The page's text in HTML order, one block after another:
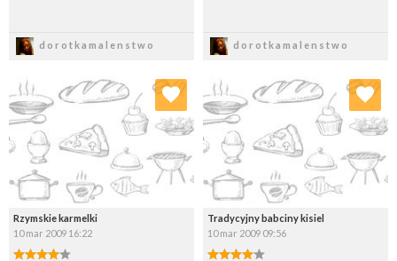
dorotkamalenstwo dorotkamalenstwo
Rzymskie karmelki
10 mar 2009 16:22
Dodaj do ulubionych
Wybierz listę:
Tradycyjny babciny kisiel
10 mar 2009 09:56
Dodaj do ulubionych
Wybierz listę: